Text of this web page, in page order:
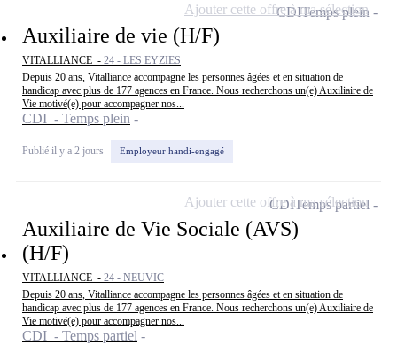
Auxiliaire de vie (H/F)
VITALLIANCE - 24 - LES EYZIES
Depuis 20 ans, Vitalliance accompagne les personnes âgées et en situation de
handicap avec plus de 177 agences en France. Nous recherchons un(e) Auxiliaire de
Vie motivé(e) pour accompagner nos...
CDI - Temps plein
Publié il y a 2 jours Employeur handi-engagé
CDITemps plein
Ajouter cette offre à ma sélection
Auxiliaire de Vie Sociale (AVS)
(H/F)
VITALLIANCE - 24 - NEUVIC
Depuis 20 ans, Vitalliance accompagne les personnes âgées et en situation de
handicap avec plus de 177 agences en France. Nous recherchons un(e) Auxiliaire de
Vie motivé(e) pour accompagner nos...
CDI - Temps partiel
CDITemps partiel
Ajouter cette offre à ma sélection